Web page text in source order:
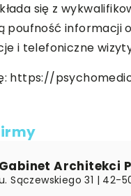
się z
poufność
i telefoniczne
https://
Gabinet Architekci
Sączewskiego 31 | 42-